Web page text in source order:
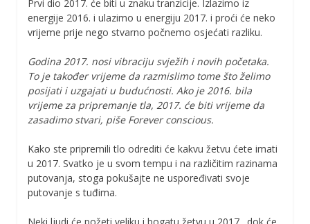
Prvi dio 2017. će biti u znaku tranzicije. Izlazimo iz
energije 2016. i ulazimo u energiju 2017. i proći će neko
vrijeme prije nego stvarno počnemo osjećati razliku.
Godina 2017. nosi vibraciju svježih i novih početaka.
To je također vrijeme da razmislimo tome što želimo
posijati i uzgajati u budućnosti. Ako je 2016. bila
vrijeme za pripremanje tla, 2017. će biti vrijeme da
zasadimo stvari, piše Forever conscious.
Kako ste pripremili tlo odrediti će kakvu žetvu ćete imati
u 2017. Svatko je u svom tempu i na različitim razinama
putovanja, stoga pokušajte ne uspoređivati svoje
putovanje s tuđima.